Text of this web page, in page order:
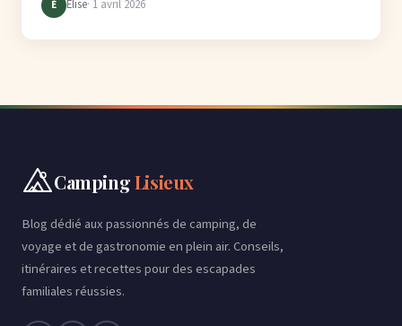
É Élise· 1 avril 2026
Aller
contenu
CampingLisieux
Blog dédié aux passionnés de camping, de
voyage et de gastronomie en plein air. Conseils,
itinéraires et recettes pour des escapades
familiales réussies.